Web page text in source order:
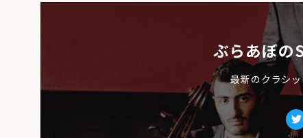
ぶらあぼの
最新のクラシ